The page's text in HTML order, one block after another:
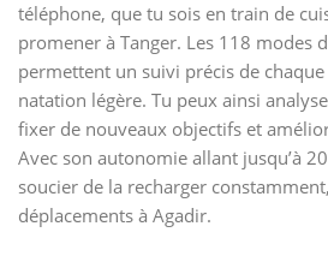
téléphone, que tu sois en train de
promener à Tanger. Les 118 modes
permettent un suivi précis de
natation légère. Tu peux ainsi
fixer de nouveaux objectifs et
Avec son autonomie allant jusqu’à
soucier de la recharger
déplacements à Agadir.